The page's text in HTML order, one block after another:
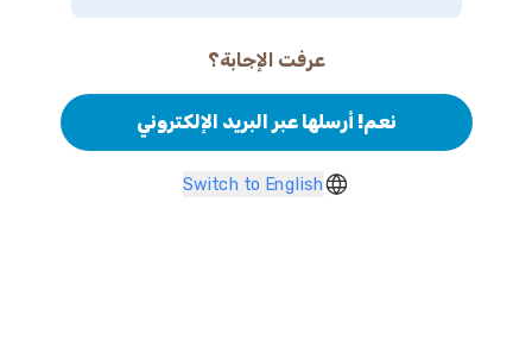
عرفت الإجابة؟
نعم! أرسلها عبر البريد الإلكتروني
Switch to English